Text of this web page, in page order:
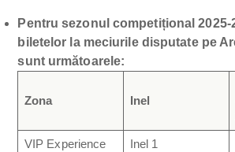
Pentru sezonul competițional 2025-
biletelor la meciurile disputate pe
sunt următoarele:
Zona Inel
VIP Experience Inel 1